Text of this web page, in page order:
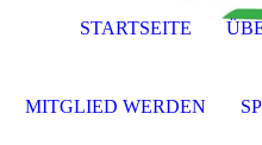
STARTSEITE
MITGLIED WERDEN